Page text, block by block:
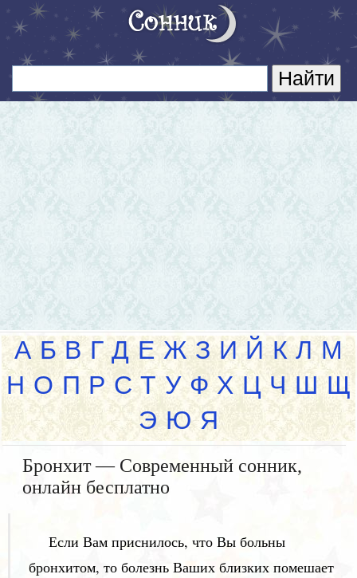
А Б В Г Д Е Ж З И Й К Л М
Н О П Р С Т У Ф Х Ц Ч Ш Щ
Э Ю Я
Бронхит — Современный сонник,
онлайн бесплатно
Если Вам приснилось, что Вы больны
бронхитом, то болезнь Ваших близких помешает